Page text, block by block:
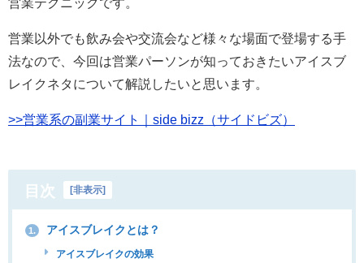
営業テクニックです。
営業以外でも飲み会や交流会など様々な場面で登場する手
法なので、今回は営業パーソンが知っておきたいアイスブ
レイクネタについて解説したいと思います。
>>営業系の副業サイト｜side bizz（サイドビズ）
目次 非表示
1. アイスブレイクとは？
アイスブレイクの効果